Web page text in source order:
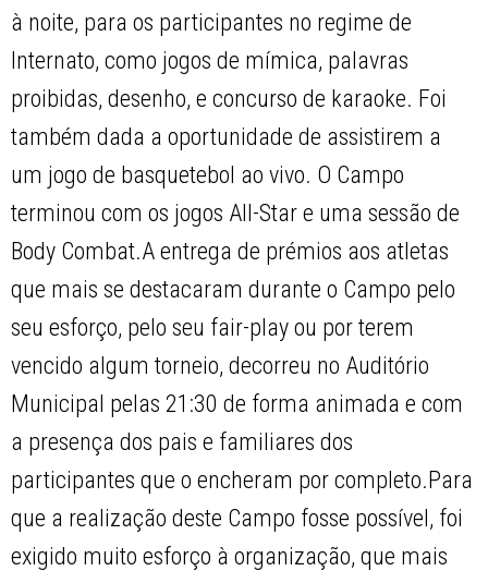
à noite, para os participantes no regime de
Internato, como jogos de mímica, palavras
proibidas, desenho, e concurso de karaoke. Foi
também dada a oportunidade de assistirem a
um jogo de basquetebol ao vivo. O Campo
terminou com os jogos All-Star e uma sessão de
Body Combat.A entrega de prémios aos atletas
que mais se destacaram durante o Campo pelo
seu esforço, pelo seu fair-play ou por terem
vencido algum torneio, decorreu no Auditório
Municipal pelas 21:30 de forma animada e com
a presença dos pais e familiares dos
participantes que o encheram por completo.Para
que a realização deste Campo fosse possível, foi
exigido muito esforço à organização, que mais